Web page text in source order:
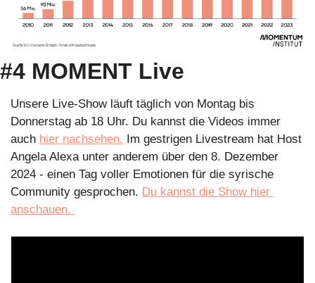
#4 MOMENT Live
Unsere Live-Show läuft täglich von Montag bis
Donnerstag ab 18 Uhr. Du kannst die Videos immer
auch hier nachsehen.
Im gestrigen Livestream hat Host
Angela Alexa unter anderem über den 8. Dezember
2024 - einen Tag voller Emotionen für die syrische
Community gesprochen. Du kannst die Show hier
anschauen.